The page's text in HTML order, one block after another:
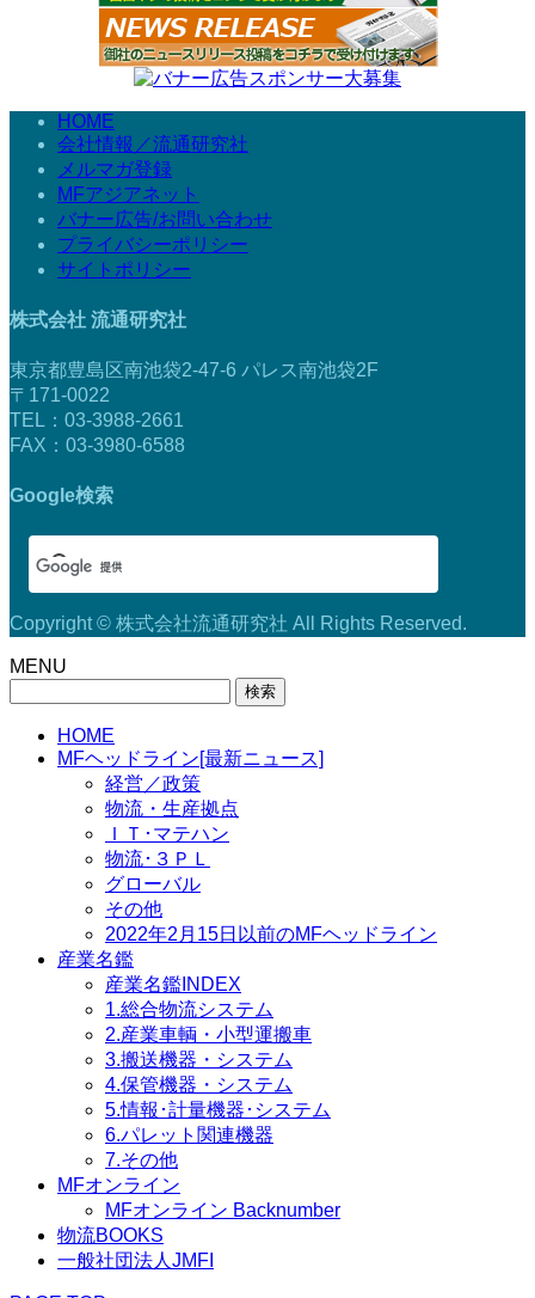
HOME
会社情報／流通研究社
メルマガ登録
MFアジアネット
バナー広告/お問い合わせ
プライバシーポリシー
サイトポリシー
株式会社 流通研究社
東京都豊島区南池袋2-47-6 パレス南池袋2F
〒171-0022
TEL：03-3988-2661
FAX：03-3980-6588
Google検索
Copyright © 株式会社流通研究社 All Rights Reserved.
MENU
HOME
MFヘッドライン[最新ニュース]
経営／政策
物流・生産拠点
ＩＴ･マテハン
物流･３ＰＬ
グローバル
その他
2022年2月15日以前のMFヘッドライン
産業名鑑
産業名鑑INDEX
1.総合物流システム
2.産業車輌・小型運搬車
3.搬送機器・システム
4.保管機器・システム
5.情報･計量機器･システム
6.パレット関連機器
7.その他
MFオンライン
MFオンライン Backnumber
物流BOOKS
一般社団法人JMFI